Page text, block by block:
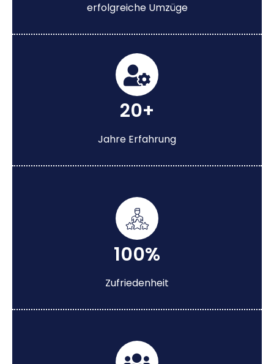
erfolgreiche Umzüge
20+
Jahre Erfahrung
100%
Zufriedenheit